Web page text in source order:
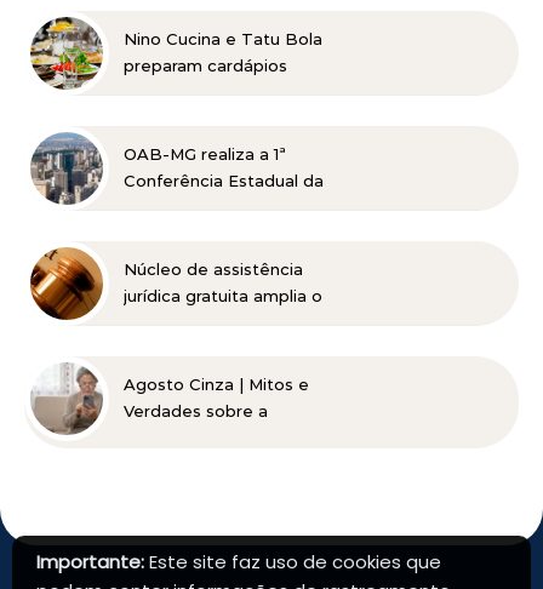
Horizonte
Nino Cucina e Tatu Bola
preparam cardápios
OAB-MG realiza a 1ª
Conferência Estadual da
referência nacional
Núcleo de assistência
jurídica gratuita amplia o
Agosto Cinza | Mitos e
Verdades sobre a
Importante:Este site faz uso de cookies que